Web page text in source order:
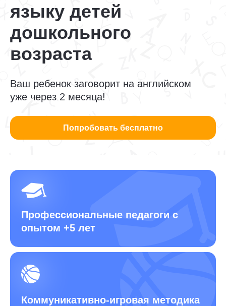
языку детей
дошкольного
возраста
Ваш ребенок заговорит на английском
уже через 2 месяца!
Попробовать бесплатно
Профессиональные педагоги с
опытом +5 лет
Коммуникативно-игровая методика